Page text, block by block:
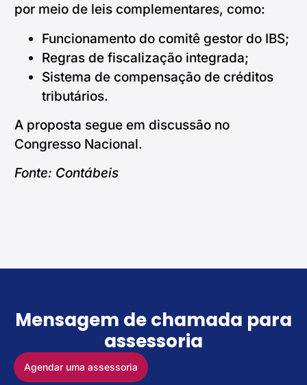
por meio de leis complementares, como:
Funcionamento do comitê gestor do IBS;
Regras de fiscalização integrada;
Sistema de compensação de créditos
tributários.
A proposta segue em discussão no
Congresso Nacional.
Fonte: Contábeis
Mensagem de chamada para
assessoria
Agendar uma assessoria